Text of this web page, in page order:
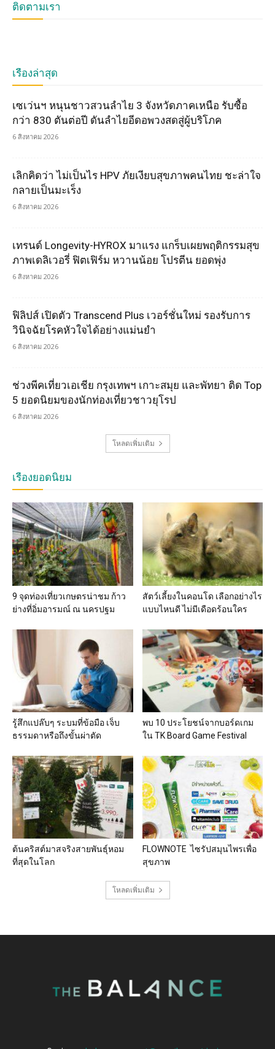
ติดตามเรา
เรื่องล่าสุด
เซเว่นฯ หนุนชาวสวนลำไย 3 จังหวัดภาคเหนือ รับซื้อ
กว่า 830 ตันต่อปี ดันลำไยอีดอพวงสดสู่ผู้บริโภค
6 สิงหาคม 2026
เลิกคิดว่า ไม่เป็นไร HPV ภัยเงียบสุขภาพคนไทย ชะล่าใจ
กลายเป็นมะเร็ง
6 สิงหาคม 2026
เทรนด์ Longevity-HYROX มาแรง แกร็บเผยพฤติกรรมสุข
ภาพเดลิเวอรี่ ฟิตเฟิร์ม หวานน้อย โปรตีน ยอดพุ่ง
6 สิงหาคม 2026
ฟิลิปส์ เปิดตัว Transcend Plus เวอร์ชั่นใหม่ รองรับการ
วินิจฉัยโรคหัวใจได้อย่างแม่นยำ
6 สิงหาคม 2026
ช่วงพีคเที่ยวเอเชีย กรุงเทพฯ เกาะสมุย และพัทยา ติด Top
5 ยอดนิยมของนักท่องเที่ยวชาวยุโรป
6 สิงหาคม 2026
โหลดเพิ่มเติม
เรื่องยอดนิยม
9 จุดท่องเที่ยวเกษตรน่าชม ก้าว
ย่างที่อิ่มอารมณ์ ณ นครปฐม
สัตว์เลี้ยงในคอนโด เลือกอย่างไร
แบบไหนดี ไม่มีเดือดร้อนใคร
รู้สึกแปล๊บๆ ระบมที่ข้อมือ เจ็บ
ธรรมดาหรือถึงขั้นผ่าตัด
พบ 10 ประโยชน์จากบอร์ดเกม
ใน TK Board Game Festival
ต้นคริสต์มาสจริงสายพันธุ์หอม
ที่สุดในโลก
FLOWNOTE ไซรัปสมุนไพรเพื่อ
สุขภาพ
โหลดเพิ่มเติม